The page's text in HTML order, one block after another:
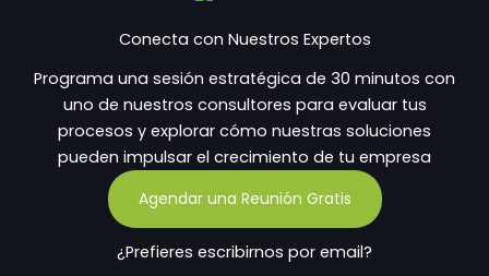
Conecta con Nuestros Expertos
Programa una sesión estratégica de 30 minutos con
uno de nuestros consultores para evaluar tus
procesos y explorar cómo nuestras soluciones
pueden impulsar el crecimiento de tu empresa
Agendar una Reunión Gratis
¿Prefieres escribirnos por email?